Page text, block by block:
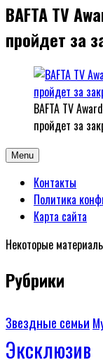
BAFTA TV
пройдет за
BAFTA TV
пройдет за
Menu
Контакты
Политика
Карта сайта
Некоторые
Рубрики
Звездные семьи
Эксклюзив